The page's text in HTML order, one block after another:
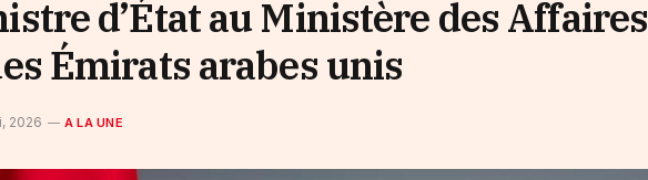
d’État au Ministère des Affaires
Émirats arabes unis
2026 A LA UNE